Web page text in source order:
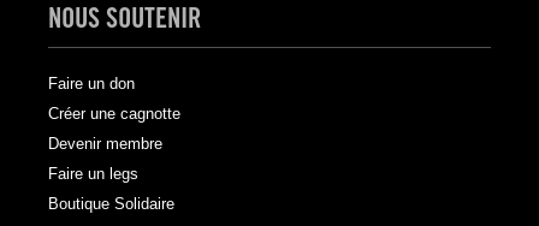
NOUS SOUTENIR
Faire un don
Créer une cagnotte
Devenir membre
Faire un legs
Boutique Solidaire